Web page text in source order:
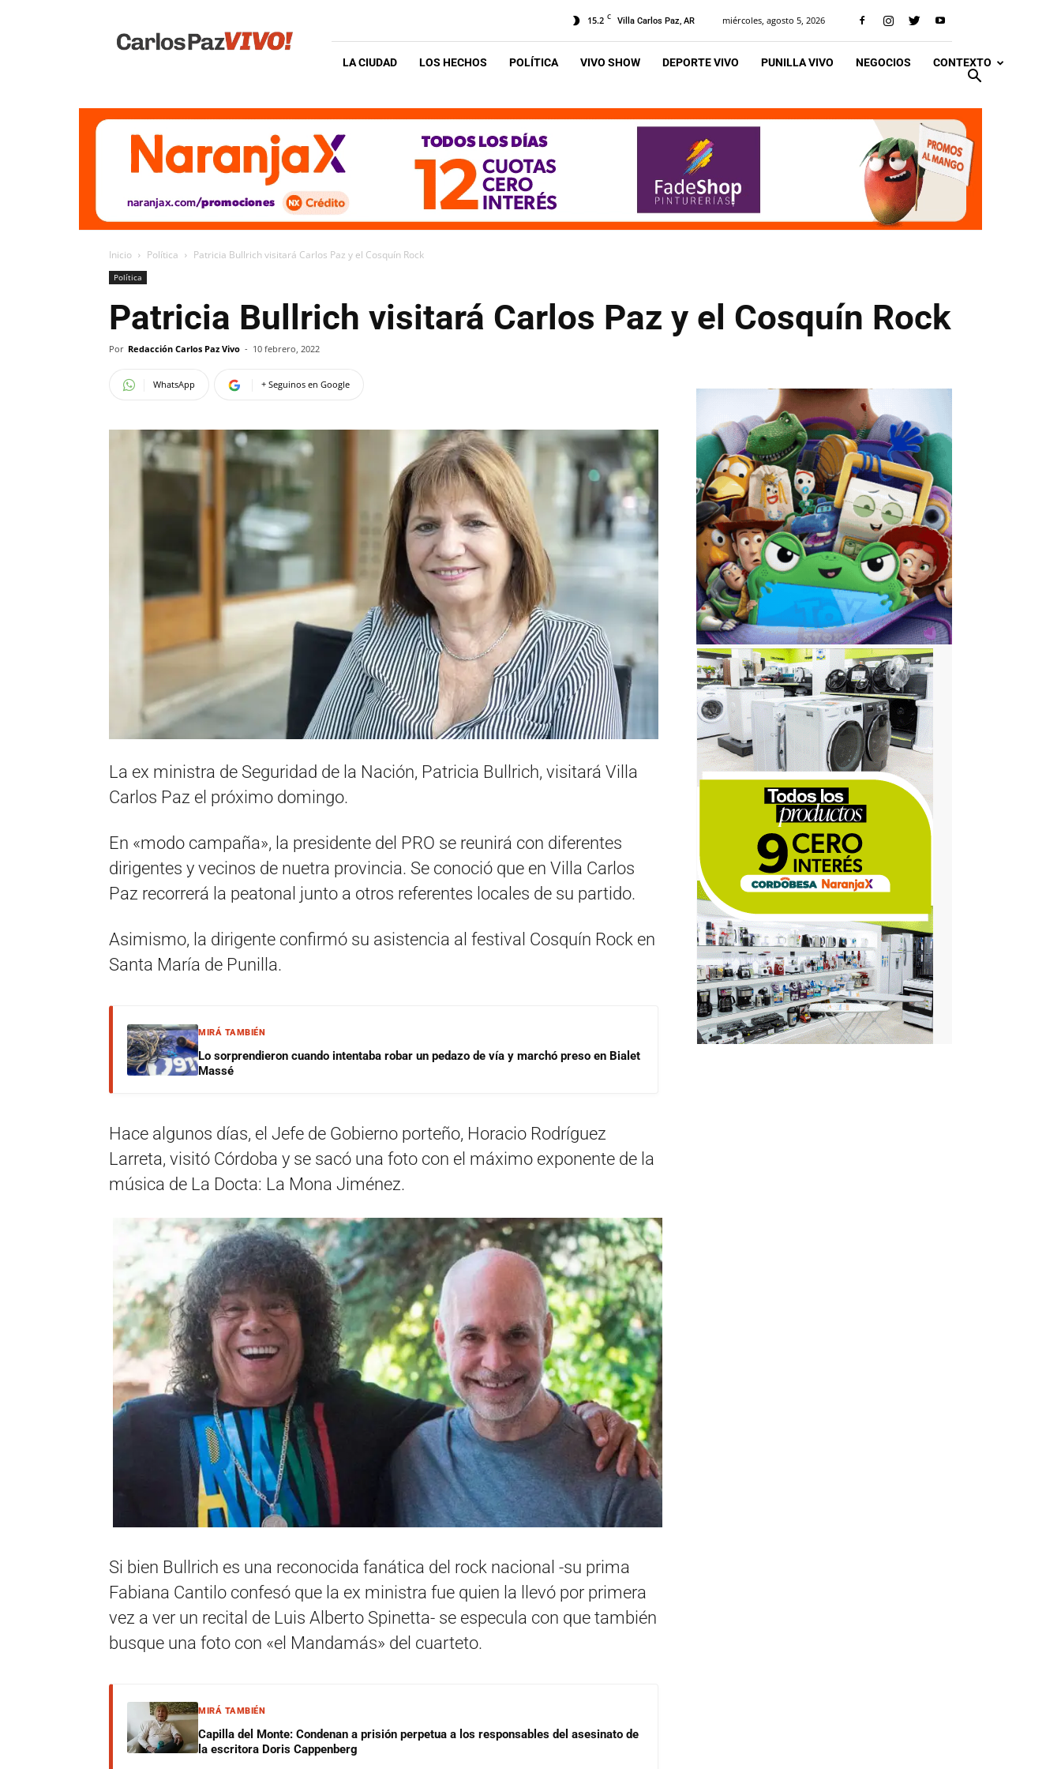
Vivo
15.2 C Villa Carlos Paz, AR miércoles, agosto 5, 2026
LA CIUDAD LOS HECHOS POLÍTICA VIVO SHOW DEPORTE VIVO PUNILLA VIVO NEGOCIOS CONTEXTO
Inicio Política Patricia Bullrich visitará Carlos Paz y el Cosquín Rock
Política
Patricia Bullrich visitará Carlos Paz y el Cosquín Rock
Por Redacción Carlos Paz Vivo - 10 febrero, 2022
WhatsApp + Seguinos en Google
La ex ministra de Seguridad de la Nación, Patricia Bullrich, visitará Villa
Carlos Paz el próximo domingo.
En «modo campaña», la presidente del PRO se reunirá con diferentes
dirigentes y vecinos de nuetra provincia. Se conoció que en Villa Carlos
Paz recorrerá la peatonal junto a otros referentes locales de su partido.
Asimismo, la dirigente confirmó su asistencia al festival Cosquín Rock en
Santa María de Punilla.
MIRÁ TAMBIÉN
Lo sorprendieron cuando intentaba robar un pedazo de vía y marchó preso en Bialet
Massé
Hace algunos días, el Jefe de Gobierno porteño, Horacio Rodríguez
Larreta, visitó Córdoba y se sacó una foto con el máximo exponente de la
música de La Docta: La Mona Jiménez.
Si bien Bullrich es una reconocida fanática del rock nacional -su prima
Fabiana Cantilo confesó que la ex ministra fue quien la llevó por primera
vez a ver un recital de Luis Alberto Spinetta- se especula con que también
busque una foto con «el Mandamás» del cuarteto.
MIRÁ TAMBIÉN
Capilla del Monte: Condenan a prisión perpetua a los responsables del asesinato de
la escritora Doris Cappenberg